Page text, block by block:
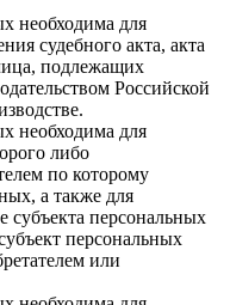
необходима для
судебного акта, акта
подлежащих
Российской
необходима для
либо
по которому
а также для
субъекта персональных
персональных
или